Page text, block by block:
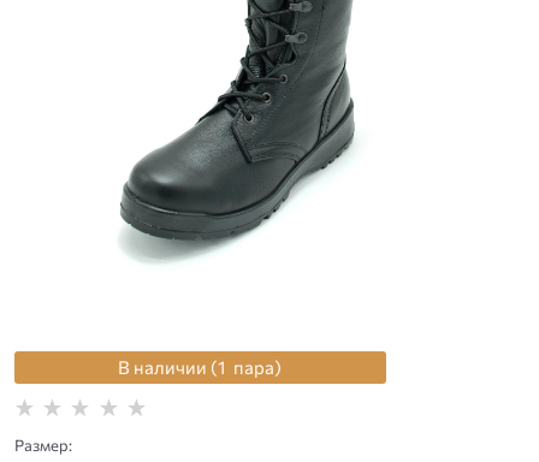
В наличии (1 пара)
Размер: